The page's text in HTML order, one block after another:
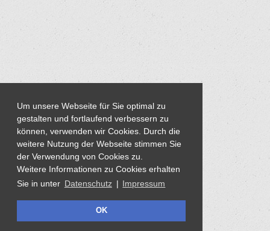
Um unsere Webseite für Sie optimal zu
gestalten und fortlaufend verbessern zu
können, verwenden wir Cookies. Durch die
weitere Nutzung der Webseite stimmen Sie
der Verwendung von Cookies zu.
Weitere Informationen zu Cookies erhalten
Sie in unter Datenschutz | Impressum
OK